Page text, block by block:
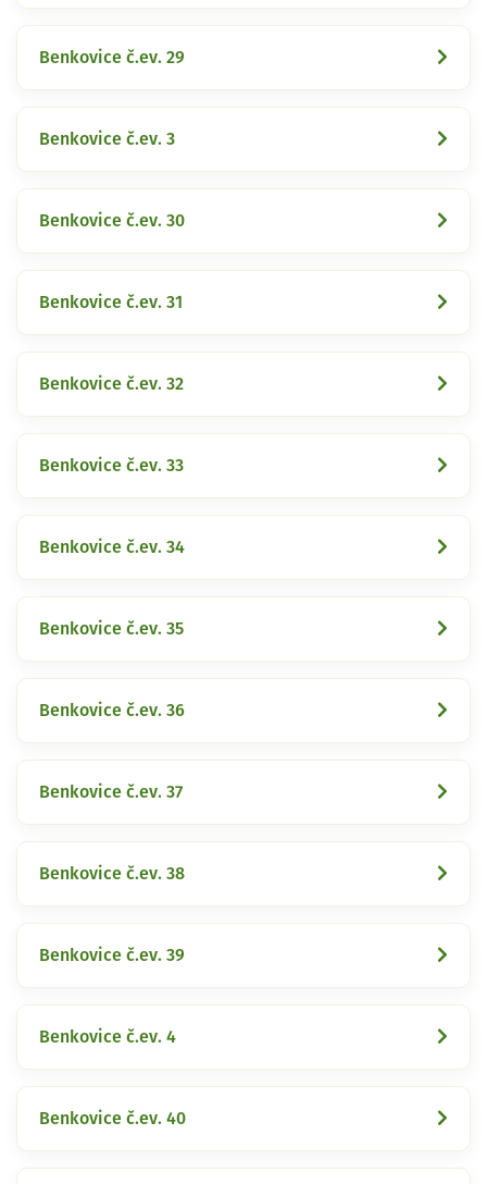
Benkovice č.ev. 29
Benkovice č.ev. 3
Benkovice č.ev. 30
Benkovice č.ev. 31
Benkovice č.ev. 32
Benkovice č.ev. 33
Benkovice č.ev. 34
Benkovice č.ev. 35
Benkovice č.ev. 36
Benkovice č.ev. 37
Benkovice č.ev. 38
Benkovice č.ev. 39
Benkovice č.ev. 4
Benkovice č.ev. 40